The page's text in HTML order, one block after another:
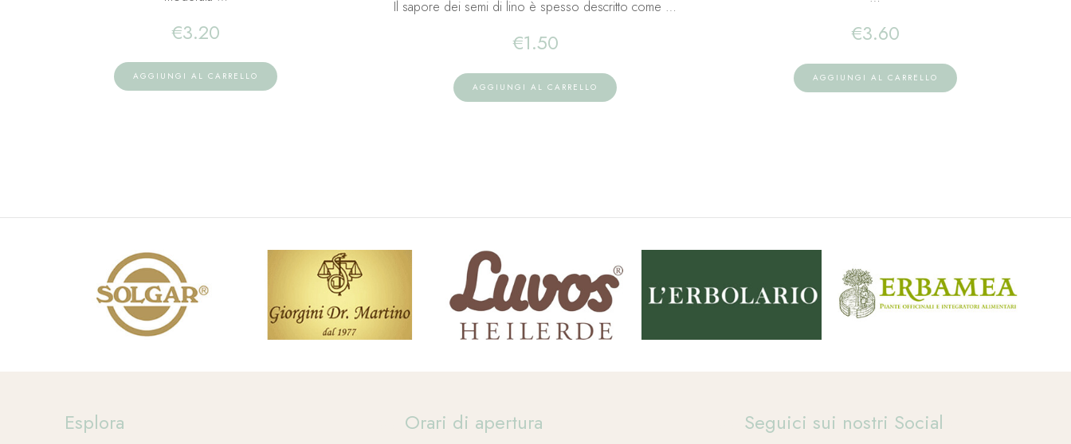
€3.20
AGGIUNGI AL CARRELLO
Il sapore dei semi di lino è spesso descritto come …
€1.50
AGGIUNGI AL CARRELLO
€3.60
AGGIUNGI AL CARRELLO
Esplora Orari di apertura Seguici sui nostri Social